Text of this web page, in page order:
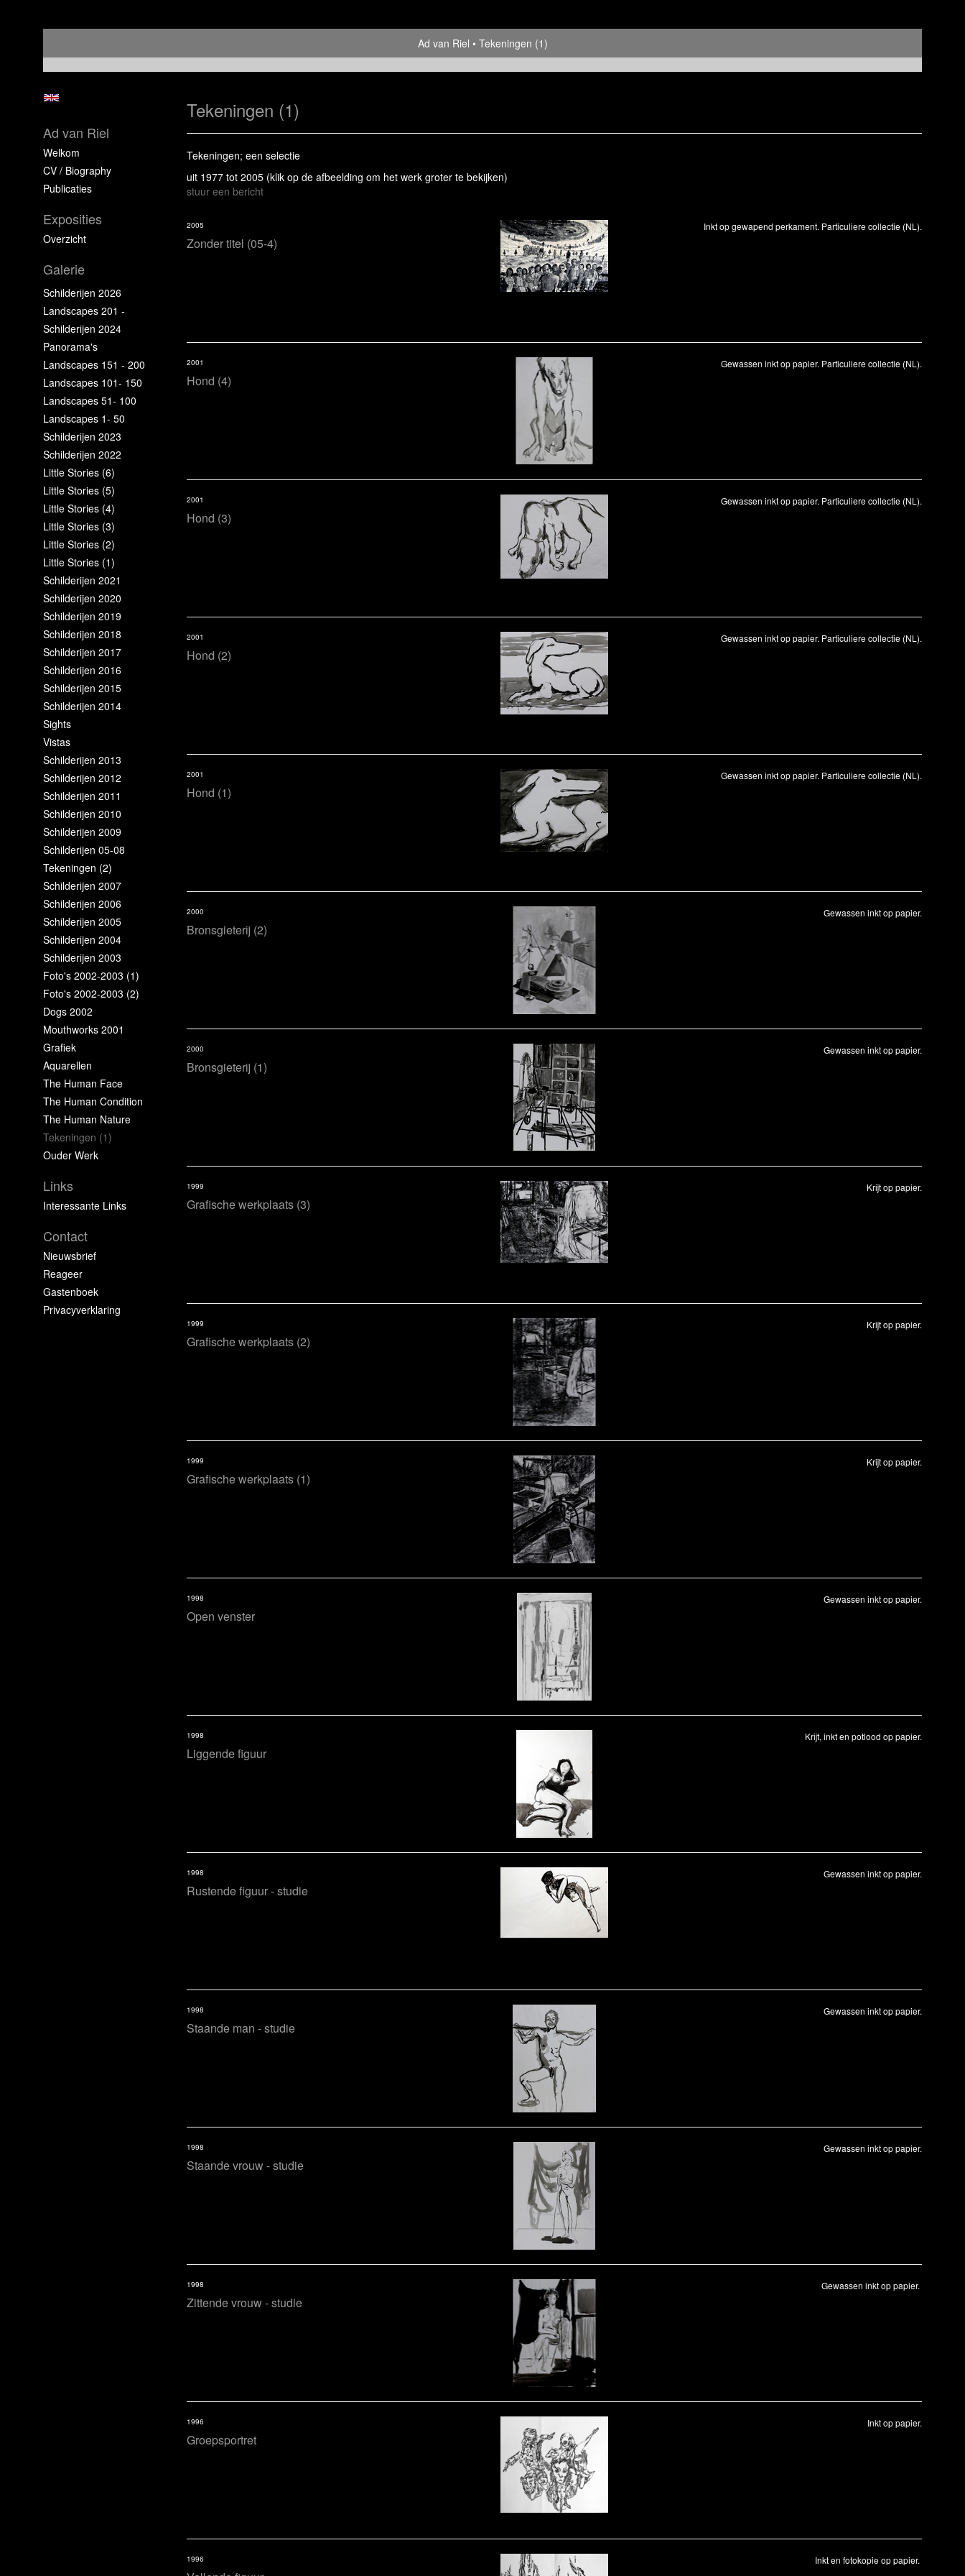
Ad van Riel Tekeningen (1)
Tekeningen (1)
Tekeningen; een selectie
uit 1977 tot 2005 (klik op de afbeelding om het werk groter te bekijken)
stuur een bericht
Zonder titel (05-4)
2005 Inkt op gewapend perkament. Particuliere collectie (NL).
Hond (4)
2001 Gewassen inkt op papier. Particuliere collectie (NL).
Hond (3)
2001 Gewassen inkt op papier. Particuliere collectie (NL).
Hond (2)
2001 Gewassen inkt op papier. Particuliere collectie (NL).
Hond (1)
2001 Gewassen inkt op papier. Particuliere collectie (NL).
Bronsgieterij (2)
2000 Gewassen inkt op papier.
Bronsgieterij (1)
2000 Gewassen inkt op papier.
Grafische werkplaats (3)
1999 Krijt op papier.
Grafische werkplaats (2)
1999 Krijt op papier.
Grafische werkplaats (1)
1999 Krijt op papier.
Open venster
1998 Gewassen inkt op papier.
Liggende figuur
1998 Krijt, inkt en potlood op papier.
Rustende figuur - studie
1998 Gewassen inkt op papier.
Staande man - studie
1998 Gewassen inkt op papier.
Staande vrouw - studie
1998 Gewassen inkt op papier.
Zittende vrouw - studie
1998 Gewassen inkt op papier.
Groepsportret
1996 Inkt op papier.
1996 Inkt en fotokopie op papier.
Ad van Riel
Welkom
CV / Biography
Publicaties
Exposities
Overzicht
Galerie
Schilderijen 2026
Landscapes 201 -
Schilderijen 2024
Panorama's
Landscapes 151 - 200
Landscapes 101- 150
Landscapes 51- 100
Landscapes 1- 50
Schilderijen 2023
Schilderijen 2022
Little Stories (6)
Little Stories (5)
Little Stories (4)
Little Stories (3)
Little Stories (2)
Little Stories (1)
Schilderijen 2021
Schilderijen 2020
Schilderijen 2019
Schilderijen 2018
Schilderijen 2017
Schilderijen 2016
Schilderijen 2015
Schilderijen 2014
Sights
Vistas
Schilderijen 2013
Schilderijen 2012
Schilderijen 2011
Schilderijen 2010
Schilderijen 2009
Schilderijen 05-08
Tekeningen (2)
Schilderijen 2007
Schilderijen 2006
Schilderijen 2005
Schilderijen 2004
Schilderijen 2003
Foto's 2002-2003 (1)
Foto's 2002-2003 (2)
Dogs 2002
Mouthworks 2001
Grafiek
Aquarellen
The Human Face
The Human Condition
The Human Nature
Tekeningen (1)
Ouder Werk
Links
Interessante Links
Contact
Nieuwsbrief
Reageer
Gastenboek
Privacyverklaring